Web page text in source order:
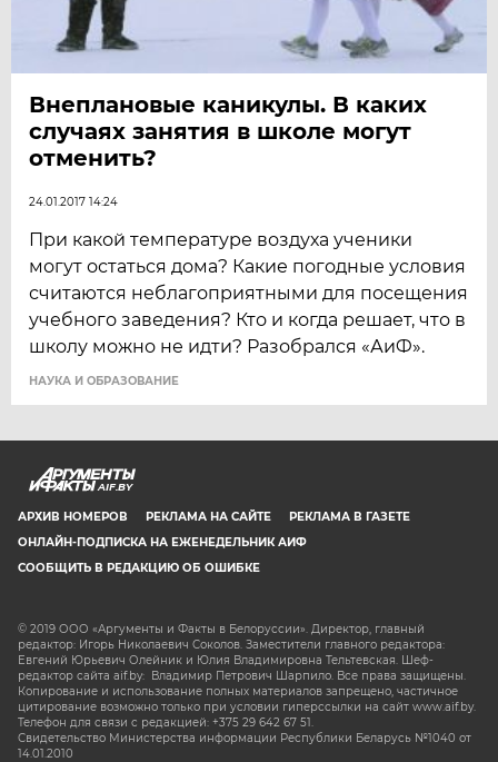
Внеплановые каникулы. В каких
случаях занятия в школе могут
отменить?
24.01.2017 14:24
При какой температуре воздуха ученики
могут остаться дома? Какие погодные условия
считаются неблагоприятными для посещения
учебного заведения? Кто и когда решает, что в
школу можно не идти? Разобрался «АиФ».
НАУКА И ОБРАЗОВАНИЕ
AIF.BY
АРХИВ НОМЕРОВ РЕКЛАМА НА САЙТЕ
РЕКЛАМА В ГАЗЕТЕ
ОНЛАЙН-ПОДПИСКА НА ЕЖЕНЕДЕЛЬНИК АИФ
СООБЩИТЬ В РЕДАКЦИЮ ОБ ОШИБКЕ
© 2019 ООО «Аргументы и Факты в Белоруссии». Директор, главный
редактор: Игорь Николаевич Соколов. Заместители главного редактора:
Евгений Юрьевич Олейник и Юлия Владимировна Тельтевская. Шеф-
редактор сайта aif.by: Владимир Петрович Шарпило. Все права защищены.
Копирование и использование полных материалов запрещено, частичное
цитирование возможно только при условии гиперссылки на сайт www.aif.by.
Телефон для связи с редакцией: +375 29 642 67 51.
Свидетельство Министерства информации Республики Беларусь №1040 от
14.01.2010